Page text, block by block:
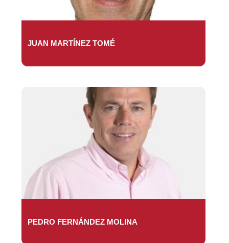
JUAN MARTÍNEZ TOMÉ
PEDRO FERNÁNDEZ MOLINA